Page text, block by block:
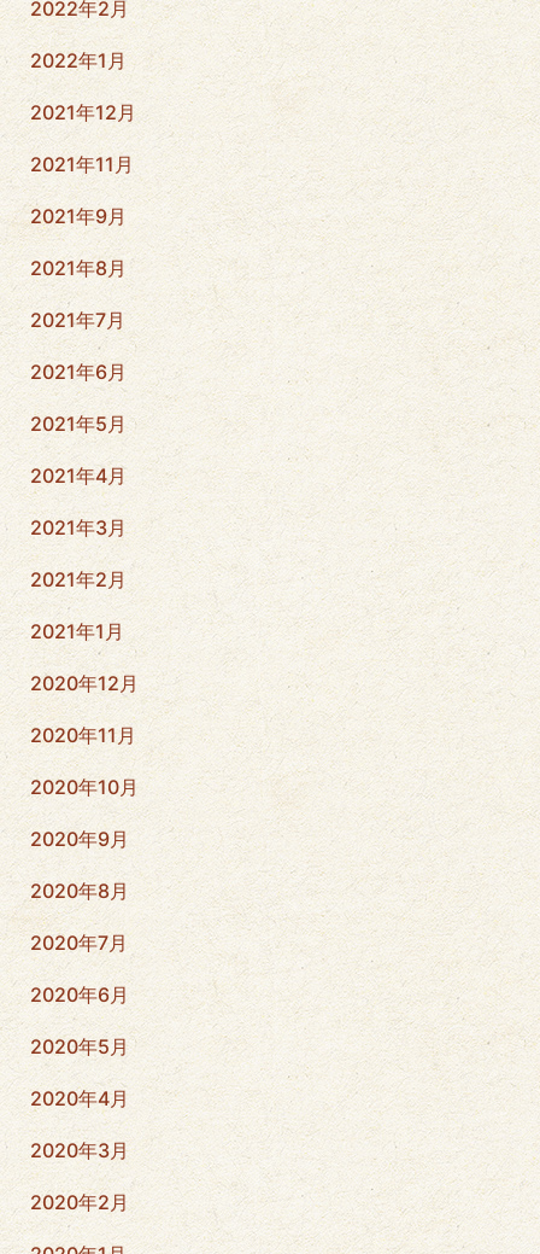
2022年2月
2022年1月
2021年12月
2021年11月
2021年9月
2021年8月
2021年7月
2021年6月
2021年5月
2021年4月
2021年3月
2021年2月
2021年1月
2020年12月
2020年11月
2020年10月
2020年9月
2020年8月
2020年7月
2020年6月
2020年5月
2020年4月
2020年3月
2020年2月